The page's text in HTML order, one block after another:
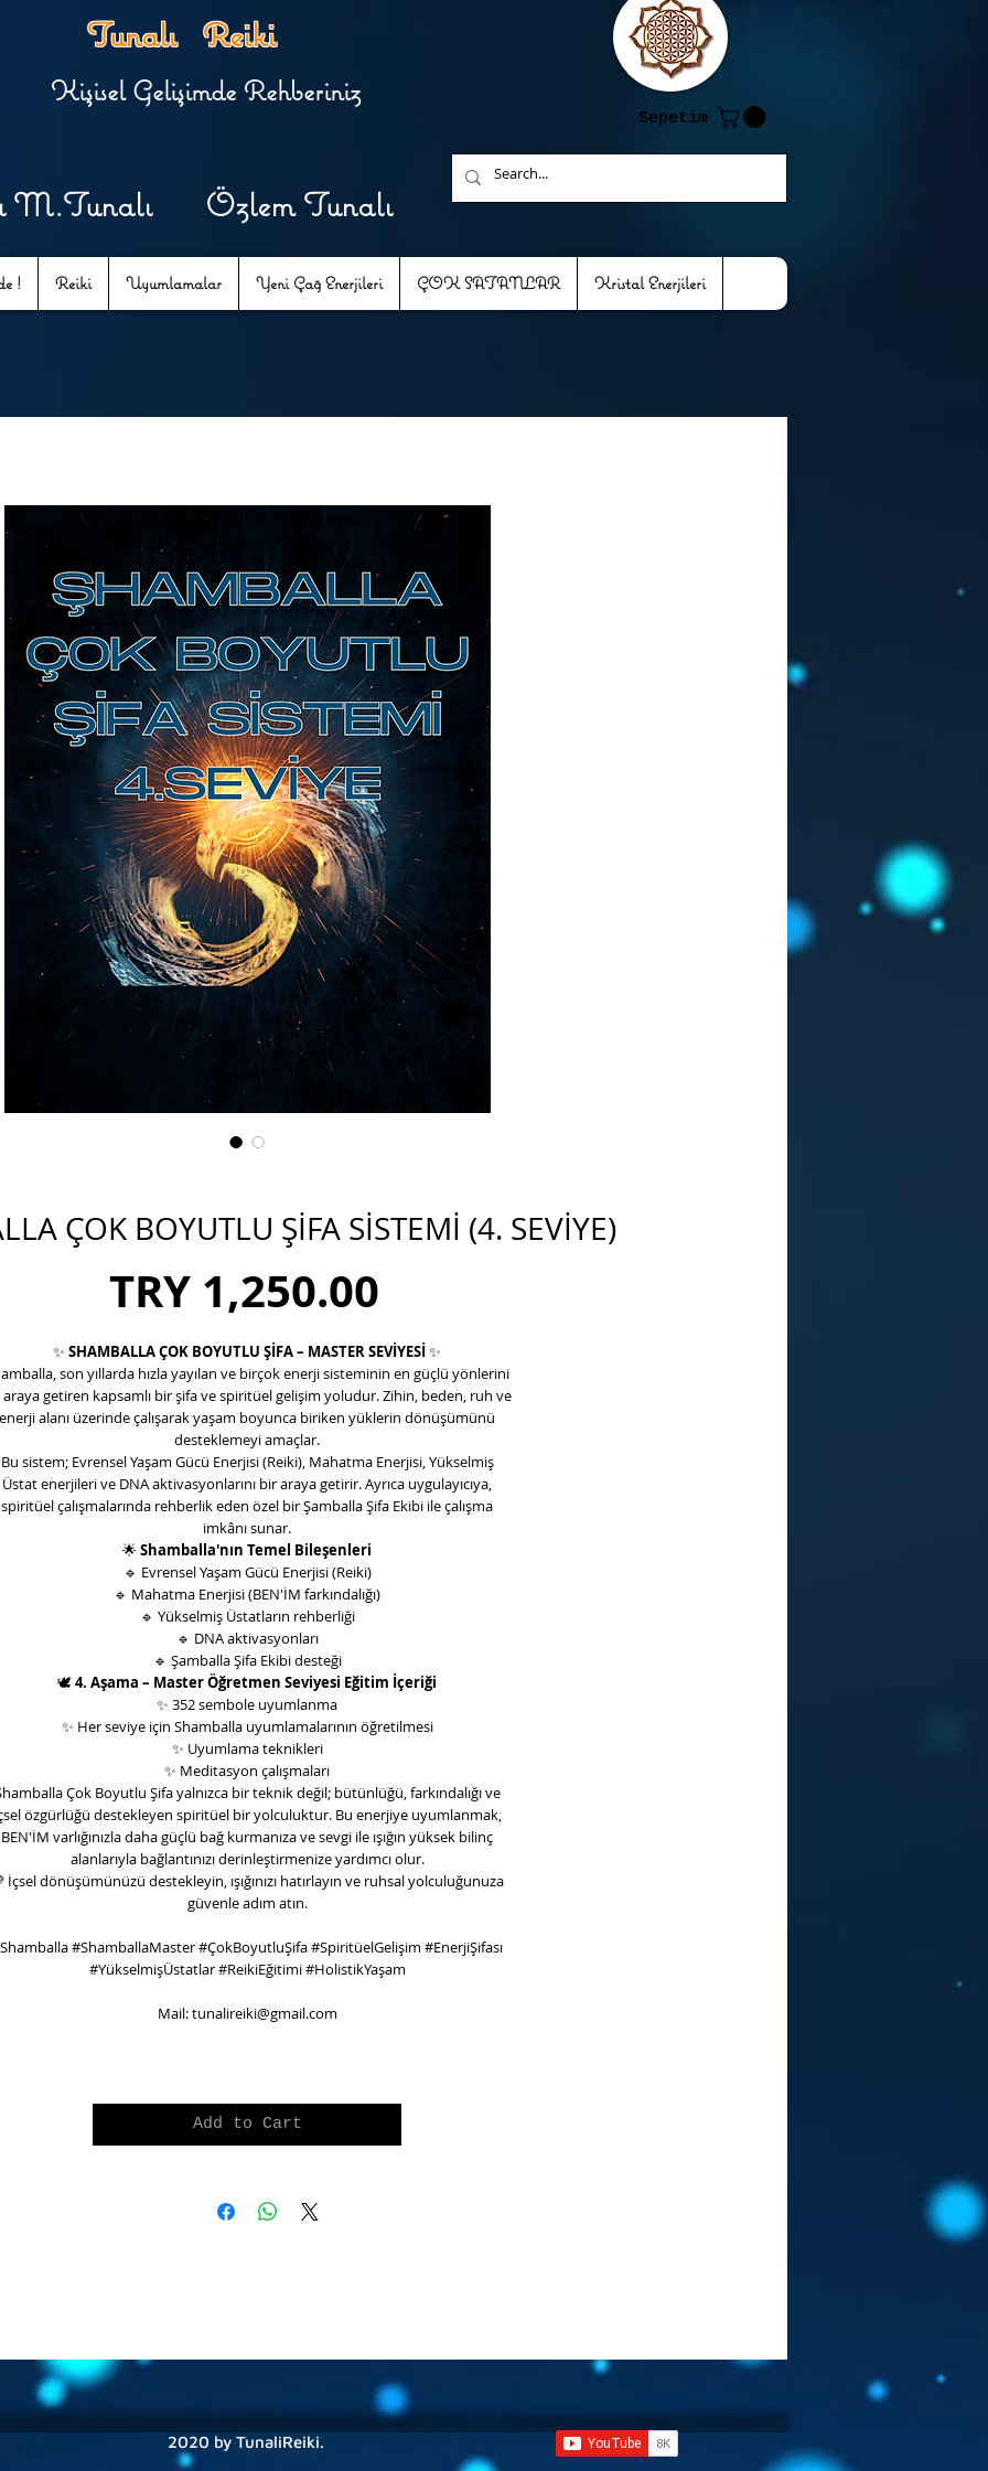
Tunalı Reiki
Kişisel Gelişimde Rehberiniz
M.Tunalı Özlem Tunalı
Sepetim
! Reiki Uyumlamalar Yeni Çağ Enerjileri ÇOK SATANLAR Kristal Enerjileri
ÇOK BOYUTLU ŞİFA SİSTEMİ (4. SEVİYE)
TRY 1,250.00
✨ SHAMBALLA ÇOK BOYUTLU ŞİFA – MASTER SEVİYESİ✨
son yıllarda hızla yayılan ve birçok enerji sisteminin en güçlü yönlerini
getiren kapsamlı bir şifa ve spiritüel gelişim yoludur. Zihin, beden, ruh ve
enerji alanı üzerinde çalışarak yaşam boyunca biriken yüklerin dönüşümünü
desteklemeyi amaçlar.
Bu sistem; Evrensel Yaşam Gücü Enerjisi (Reiki), Mahatma Enerjisi, Yükselmiş
Üstat enerjileri ve DNA aktivasyonlarını bir araya getirir. Ayrıca uygulayıcıya,
spiritüel çalışmalarında rehberlik eden özel bir Şamballa Şifa Ekibi ile çalışma
imkânı sunar.
🌟Shamballa'nın Temel Bileşenleri
🔹 Evrensel Yaşam Gücü Enerjisi (Reiki)
🔹 Mahatma Enerjisi (BEN'İM farkındalığı)
🔹 Yükselmiş Üstatların rehberliği
🔹 DNA aktivasyonları
🔹 Şamballa Şifa Ekibi desteği
🕊 4. Aşama – Master Öğretmen Seviyesi Eğitim İçeriği
✨ 352 sembole uyumlanma
✨ Her seviye için Shamballa uyumlamalarının öğretilmesi
✨ Uyumlama teknikleri
✨ Meditasyon çalışmaları
Çok Boyutlu Şifa yalnızca bir teknik değil; bütünlüğü, farkındalığı ve
özgürlüğü destekleyen spiritüel bir yolculuktur. Bu enerjiye uyumlanmak,
BEN'İM varlığınızla daha güçlü bağ kurmanıza ve sevgi ile ışığın yüksek bilinç
alanlarıyla bağlantınızı derinleştirmenize yardımcı olur.
İçsel dönüşümünüzü destekleyin, ışığınızı hatırlayın ve ruhsal yolculuğunuza
güvenle adım atın.
#ShamballaMaster #ÇokBoyutluŞifa #SpiritüelGelişim #EnerjiŞifası
#YükselmişÜstatlar #ReikiEğitimi #HolistikYaşam
Mail: tunalireiki@gmail.com
Add to Cart
2020 by TunaliReiki.